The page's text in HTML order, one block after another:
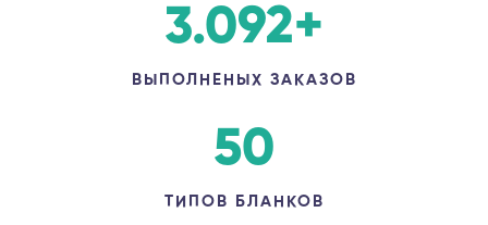
3.092+
ВЫПОЛНЕНЫХ ЗАКАЗОВ
50
ТИПОВ БЛАНКОВ